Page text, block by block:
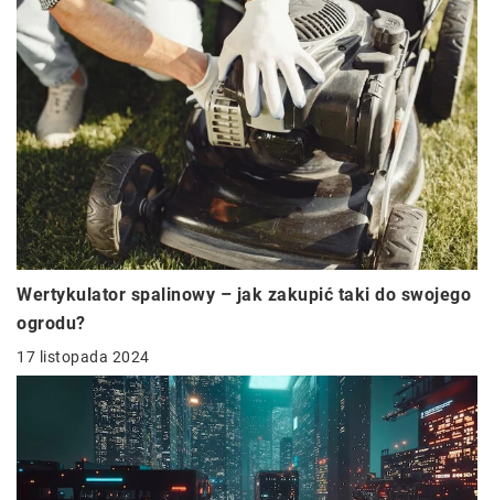
Wertykulator spalinowy – jak zakupić taki do swojego
ogrodu?
17 listopada 2024